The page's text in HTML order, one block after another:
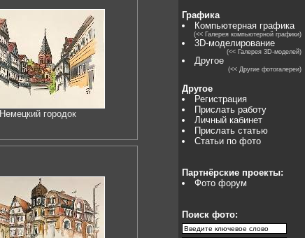
Немецкий городок
Графика
Компьютерная графика
(<< Галерея компьютерной графики)
3D-моделирование
(<< Галерея 3D-моделей)
Другое
(<< Другие фотогалереи)
Другое
Регистрация
Прислать работу
Личный кабинет
Прислать статью
Статьи по фото
Партнёрские проекты:
Фото форум
Поиск фото: